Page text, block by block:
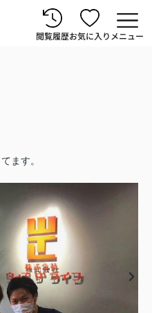
閲覧履歴お気に入り メニュー
ます。